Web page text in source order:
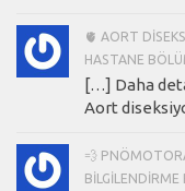
🫀 AORT
HASTANE
[…] Daha
Aort
💨